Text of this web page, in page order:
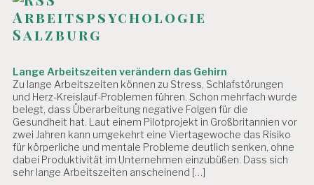
Arbeitspsychologie
Salzburg
Lange Arbeitszeiten verändern das Gehirn
Zu lange Arbeitszeiten können zu Stress, Schlafstörungen
und Herz-Kreislauf-Problemen führen. Schon mehrfach wurde
belegt, dass Überarbeitung negative Folgen für die
Gesundheit hat. Laut einem Pilotprojekt in Großbritannien vor
zwei Jahren kann umgekehrt eine Viertagewoche das Risiko
für körperliche und mentale Probleme deutlich senken, ohne
dabei Produktivität im Unternehmen einzubüßen. Dass sich
sehr lange Arbeitszeiten anscheinend […]